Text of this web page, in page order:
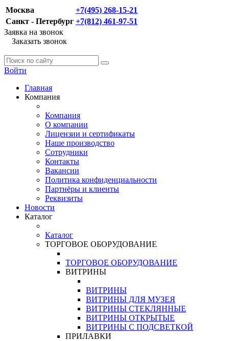
Москва
+7(495) 268-15-21
Санкт - Петербург +7(812) 461-97-51
Заявка на звонок
Заказать звонок
Войти
Главная
Компания
Компания
О компании
Лицензии и сертификаты
Наше производство
Сотрудники
Контакты
Вакансии
Политика конфиденциальности
Партнёры и клиенты
Реквизиты
Новости
Каталог
Каталог
ТОРГОВОЕ ОБОРУДОВАНИЕ
ТОРГОВОЕ ОБОРУДОВАНИЕ
ВИТРИНЫ
ВИТРИНЫ
ВИТРИНЫ ДЛЯ МУЗЕЯ
ВИТРИНЫ СТЕКЛЯННЫЕ
ВИТРИНЫ ОТКРЫТЫЕ
ВИТРИНЫ С ПОДСВЕТКОЙ
ПРИЛАВКИ